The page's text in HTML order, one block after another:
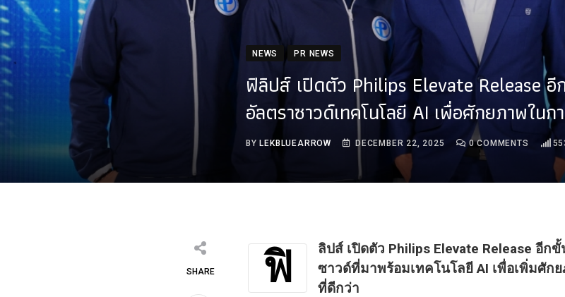
NEWS PR NEWS
ฟิลิปส์ เปิดตัว Philips Elevate Release อี
อัลตราซาวด์เทคโนโลยี AI เพื่อศักยภาพใน
BYLEKBLUEARROW DECEMBER 22, 2025 0COMMENTS
SHARE ฟิ ลิปส์ เปิดตัว Philips Elevate Release อีกขั้
ซาวด์ที่มาพร้อมเทคโนโลยี AI เพื่อเพิ่มศัก
ที่ดีกว่า